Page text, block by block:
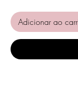
Adicionar ao